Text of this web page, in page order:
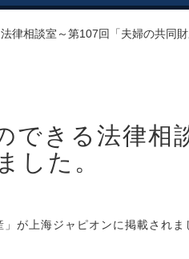
律相談室～第107回「夫婦の共同
できる法律相
した。
が上海ジャピオンに掲載されま